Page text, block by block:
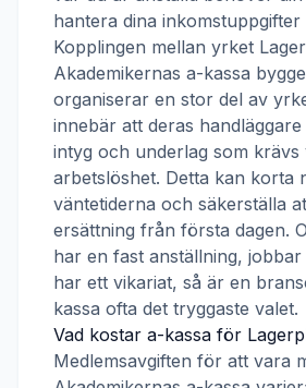
hantera dina
Kopplingen mellan yrket
Akademikernas a-kassa
organiserar en stor del av
innebär att deras
intyg och underlag som krävs
arbetslöshet. Detta kan korta
väntetiderna och säkerställa
ersättning från första dagen.
har en fast anställning,
har ett vikariat, så är en
kassa ofta det tryggaste valet.
Vad kostar a-kassa för
Medlemsavgiften för att vara